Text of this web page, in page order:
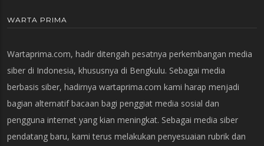
WARTA PRIMA
Wartaprima.com, hadir ditengah pesatnya perkembangan media
siber di Indonesia, khususnya di Bengkulu. Sebagai media
berbasis siber, hadirnya wartaprima.com kami harap menjadi
bagian alternatif bacaan bagi penggiat media sosial dan
pengguna internet yang kian meningkat. Sebagai media siber
pendatang baru, kami terus melakukan penyesuaian rubrik dan